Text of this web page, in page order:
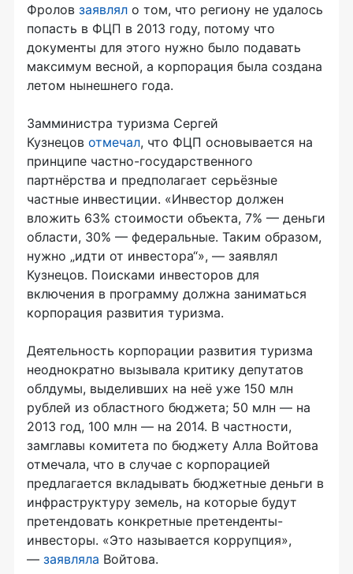
Фролов заявлял о том, что региону не удалось
попасть в ФЦП в 2013 году, потому что
документы для этого нужно было подавать
максимум весной, а корпорация была создана
летом нынешнего года.
Замминистра туризма Сергей
Кузнецов отмечал, что ФЦП основывается на
принципе частно-государственного
партнёрства и предполагает серьёзные
частные инвестиции. «Инвестор должен
вложить 63% стоимости объекта, 7% — деньги
области, 30% — федеральные. Таким образом,
нужно „идти от инвестора“», — заявлял
Кузнецов. Поисками инвесторов для
включения в программу должна заниматься
корпорация развития туризма.
Деятельность корпорации развития туризма
неоднократно вызывала критику депутатов
облдумы, выделивших на неё уже 150 млн
рублей из областного бюджета; 50 млн — на
2013 год, 100 млн — на 2014. В частности,
замглавы комитета по бюджету Алла Войтова
отмечала, что в случае с корпорацией
предлагается вкладывать бюджетные деньги в
инфраструктуру земель, на которые будут
претендовать конкретные претенденты-
инвесторы. «Это называется коррупция»,
— заявляла Войтова.